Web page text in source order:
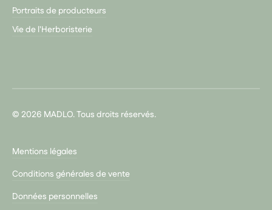
Portraits de producteurs
Vie de l'Herboristerie
© 2026 MADLO. Tous droits réservés.
Mentions légales
Conditions générales de vente
Données personnelles